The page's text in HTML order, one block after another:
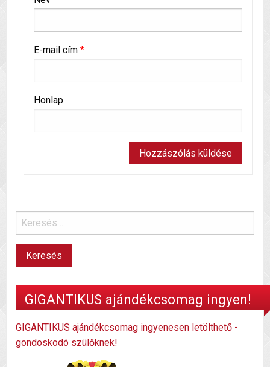
E-mail cím *
Honlap
GIGANTIKUS ajándékcsomag ingyen!
GIGANTIKUS ajándékcsomag ingyenesen letölthető -
gondoskodó szülőknek!